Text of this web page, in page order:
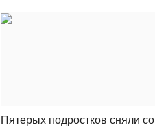
Пятерых подростков сняли со